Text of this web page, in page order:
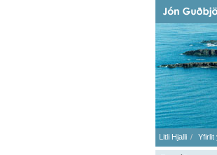
Litli Hjalli Yfirlit